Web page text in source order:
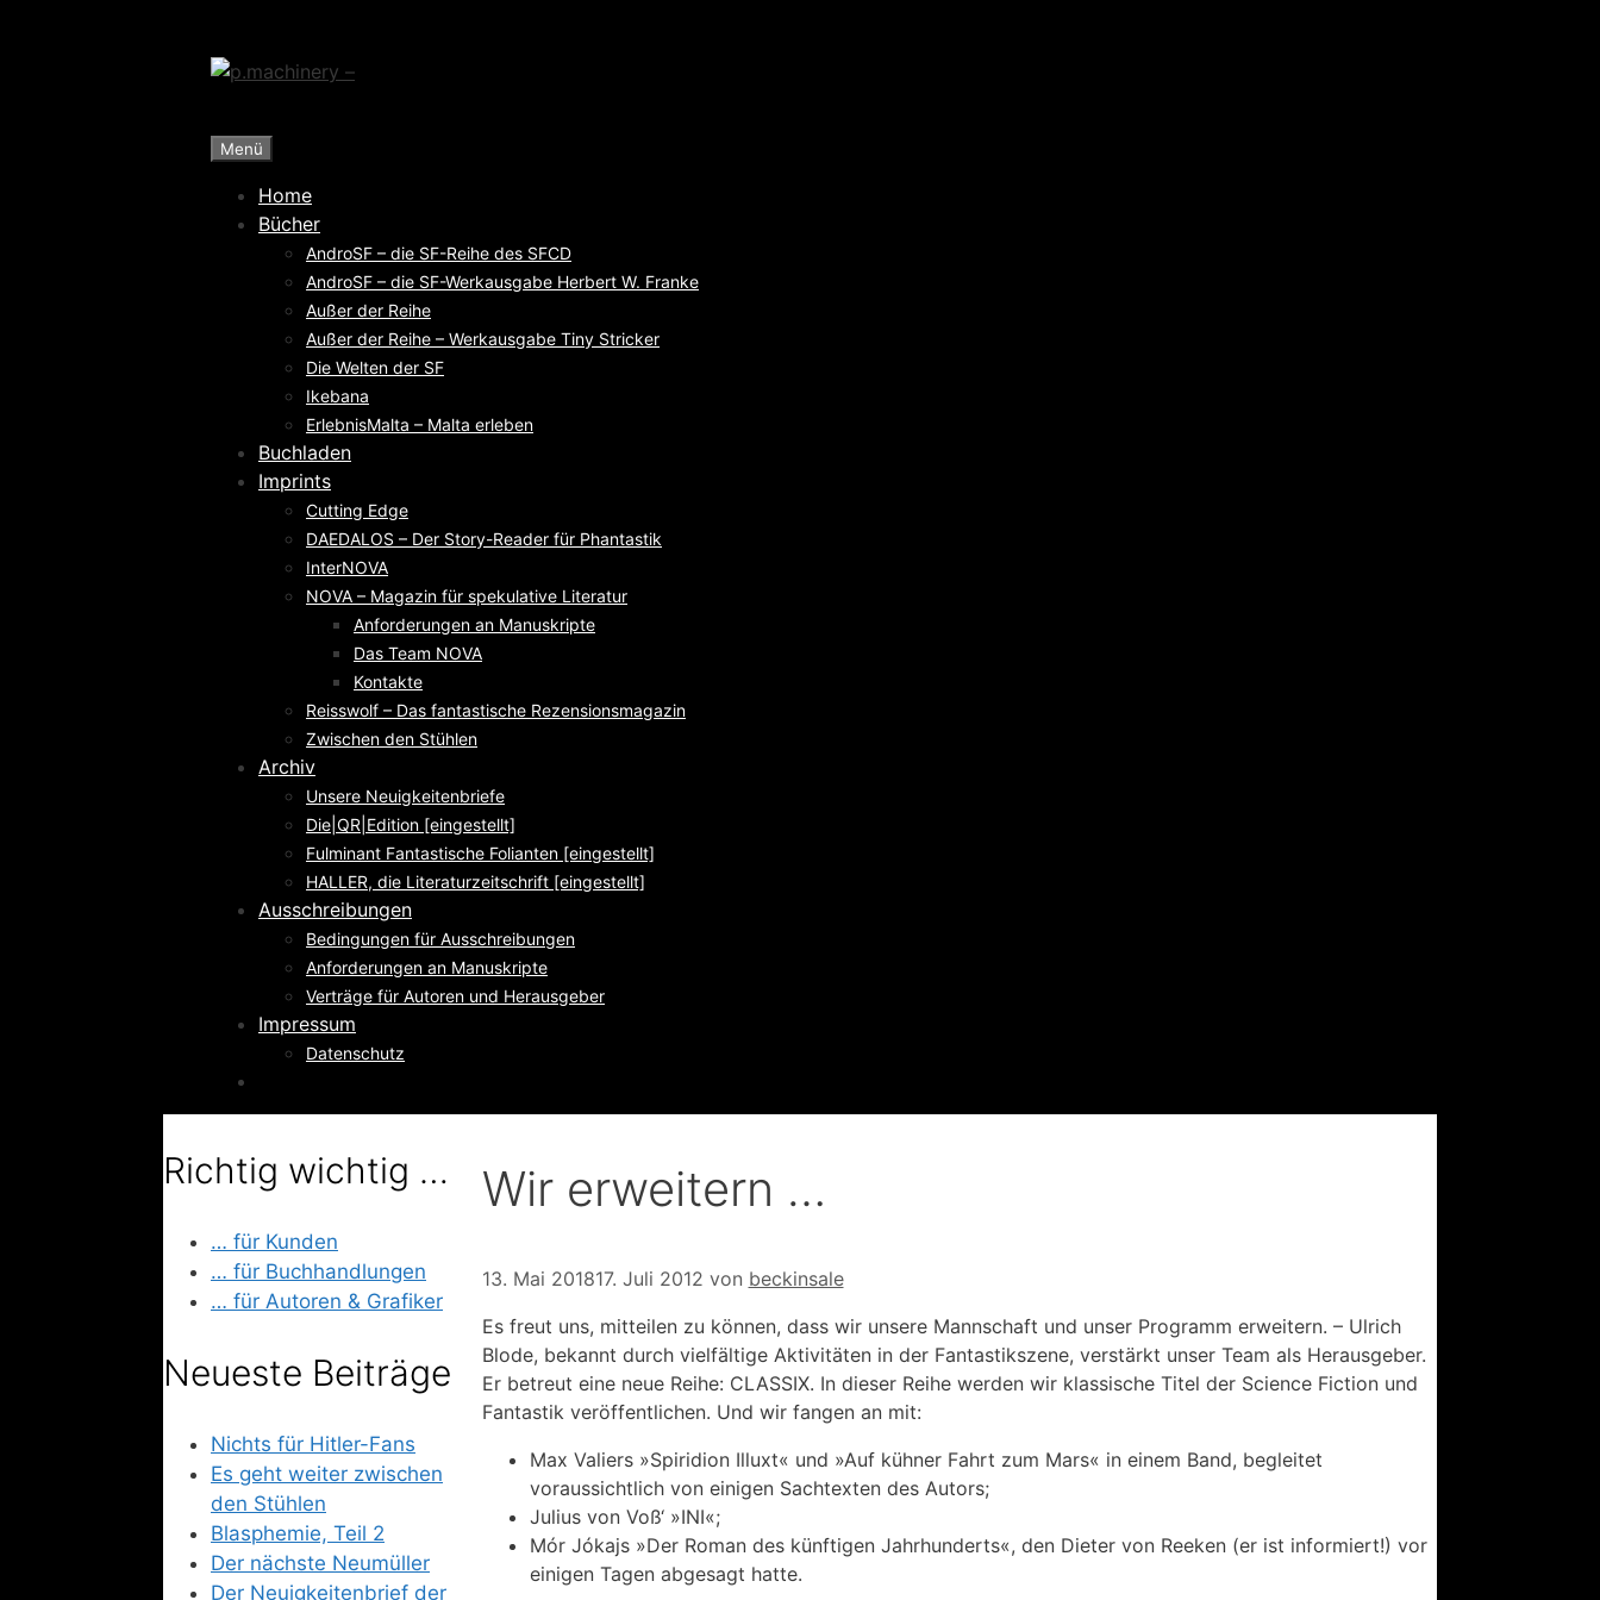
Menü
Home
Bücher
AndroSF – die SF-Reihe des SFCD
AndroSF – die SF-Werkausgabe Herbert W. Franke
Außer der Reihe
Außer der Reihe – Werkausgabe Tiny Stricker
Die Welten der SF
Ikebana
ErlebnisMalta – Malta erleben
Buchladen
Imprints
Cutting Edge
DAEDALOS – Der Story-Reader für Phantastik
InterNOVA
NOVA – Magazin für spekulative Literatur
Anforderungen an Manuskripte
Das Team NOVA
Kontakte
Reisswolf – Das fantastische Rezensionsmagazin
Zwischen den Stühlen
Archiv
Unsere Neuigkeitenbriefe
Die|QR|Edition [eingestellt]
Fulminant Fantastische Folianten [eingestellt]
HALLER, die Literaturzeitschrift [eingestellt]
Ausschreibungen
Bedingungen für Ausschreibungen
Anforderungen an Manuskripte
Verträge für Autoren und Herausgeber
Impressum
Datenschutz
Wir erweitern …
13. Mai 201817. Juli 2012 von beckinsale
Es freut uns, mitteilen zu können, dass wir unsere Mannschaft und unser Programm erweitern. – Ulrich
Blode, bekannt durch vielfältige Aktivitäten in der Fantastikszene, verstärkt unser Team als Herausgeber.
Er betreut eine neue Reihe: CLASSIX. In dieser Reihe werden wir klassische Titel der Science Fiction und
Fantastik veröffentlichen. Und wir fangen an mit:
Max Valiers »Spiridion Illuxt« und »Auf kühner Fahrt zum Mars« in einem Band, begleitet
voraussichtlich von einigen Sachtexten des Autors;
Julius von Voß‘ »INI«;
Mór Jókajs »Der Roman des künftigen Jahrhunderts«, den Dieter von Reeken (er ist informiert!) vor
einigen Tagen abgesagt hatte.
Richtig wichtig …
… für Kunden
… für Buchhandlungen
… für Autoren & Grafiker
Neueste Beiträge
Nichts für Hitler-Fans
Es geht weiter zwischen
den Stühlen
Blasphemie, Teil 2
Der nächste Neumüller
Der Neuigkeitenbrief der